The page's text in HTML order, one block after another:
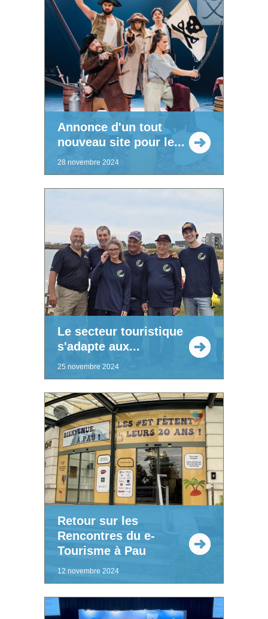
Annonce d'un tout
nouveau site pour le...
28 novembre 2024
Le secteur touristique
s'adapte aux...
25 novembre 2024
Retour sur les
Rencontres du e-
Tourisme à Pau
12 novembre 2024